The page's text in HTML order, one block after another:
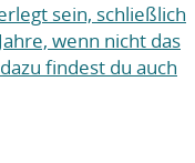
sein, schließlich
wenn nicht das
findest du auch